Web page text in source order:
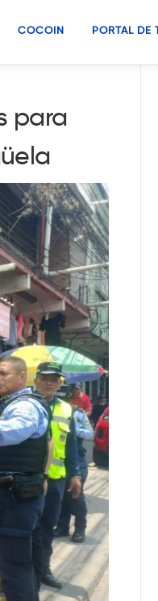
COCOIN PORTAL DE
para